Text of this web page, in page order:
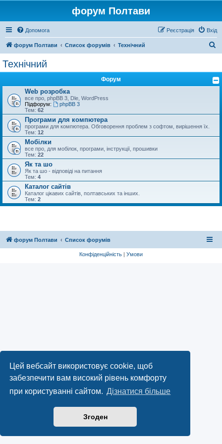
Цей вебсайт використовує cookie, щоб
забезпечити вам високий рівень комфорту
при користуванні сайтом. Дізнатися більше
Згоден
форум Полтави
Допомога Вхід
Реєстрація
форум Полтави Список форумів Технічний
у
Технічний
Форум
Web розробка
все про, phpBB 3, Dle, WordPress
Підфорум:
phpBB 3
Тем: 62
Програми для компютера
програми для компютера. Обговорення проблем з софтом, вирішення їх.
Тем: 12
Мобілки
все про, для мобілок, програми, інструкції, прошивки
Тем: 22
Як та шо
Як та шо - відповіді на питання
Тем: 4
Каталог сайтів
Каталог цікавих сайтів, полтавських та інших.
Тем: 2
форум Полтави Список форумів
Конфіденційність | Умови